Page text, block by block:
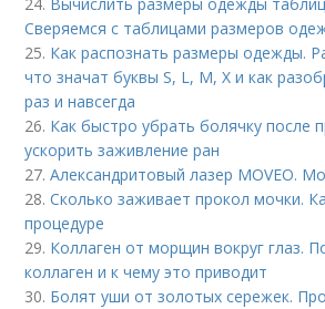
24. Вычислить размеры одежды
Сверяемся с таблицами размеров
25. Как распознать размеры одежды.
что значат буквы S, L, M, X и как
раз и навсегда
26. Как быстро убрать болячку после
ускорить заживление ран
27.Александритовый лазер MOVEO.
28.Сколько заживает прокол мочки.
процедуре
29. Коллаген от морщин вокруг глаз.
коллаген и к чему это приводит
30. Болят уши от золотых сережек.